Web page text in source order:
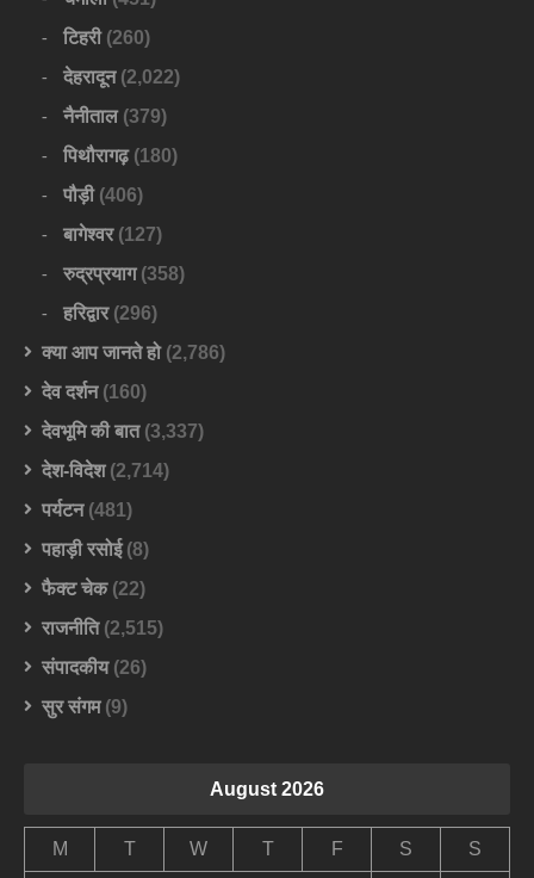
टिहरी(260)
देहरादून(2,022)
नैनीताल(379)
पिथौरागढ़(180)
पौड़ी(406)
बागेश्वर(127)
रुद्रप्रयाग(358)
हरिद्वार(296)
क्या आप जानते हो(2,786)
देव दर्शन(160)
देवभूमि की बात(3,337)
देश-विदेश(2,714)
पर्यटन(481)
पहाड़ी रसोई(8)
फैक्ट चेक(22)
राजनीति(2,515)
संपादकीय(26)
सुर संगम(9)
August 2026
M T W T F S S